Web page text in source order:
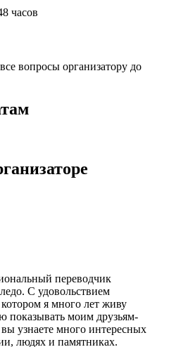
часов
вопросы организатору до
переводчик
С удовольствием
я много лет живу
показывать моим друзьям-
узнаете много интересных
людях и памятниках.